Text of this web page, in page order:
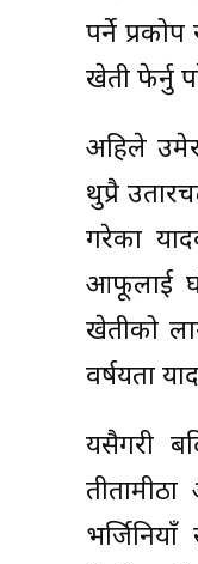
पर्ने
खेती फेर्नु
अहिले
थुप्रै
गरेका
आफूलाई
खेतीको
वर्षयता
यसैगरी